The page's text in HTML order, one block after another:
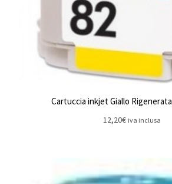
Cartuccia inkjet Giallo
12,20€ iva inclusa